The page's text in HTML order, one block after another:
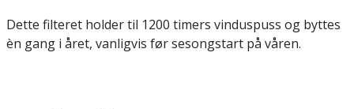
Dette filteret holder til 1200 timers vinduspuss og byttes
èn gang i året, vanligvis før sesongstart på våren.